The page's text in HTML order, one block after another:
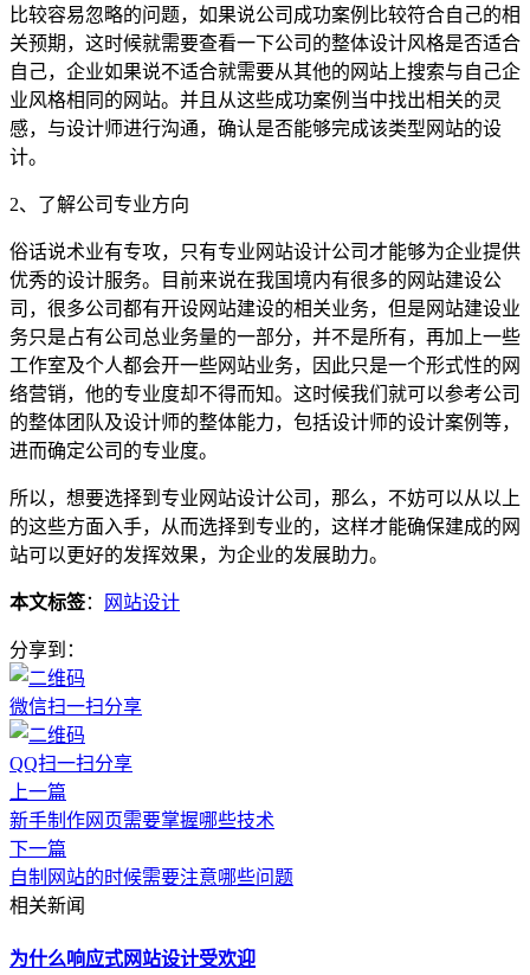
比较容易忽略的问题，如果说公司成功案例比较符合自己的相
关预期，这时候就需要查看一下公司的整体设计风格是否适合
自己，企业如果说不适合就需要从其他的网站上搜索与自己企
业风格相同的网站。并且从这些成功案例当中找出相关的灵
感，与设计师进行沟通，确认是否能够完成该类型网站的设
计。
2、了解公司专业方向
俗话说术业有专攻，只有专业网站设计公司才能够为企业提供
优秀的设计服务。目前来说在我国境内有很多的网站建设公
司，很多公司都有开设网站建设的相关业务，但是网站建设业
务只是占有公司总业务量的一部分，并不是所有，再加上一些
工作室及个人都会开一些网站业务，因此只是一个形式性的网
络营销，他的专业度却不得而知。这时候我们就可以参考公司
的整体团队及设计师的整体能力，包括设计师的设计案例等，
进而确定公司的专业度。
所以，想要选择到专业网站设计公司，那么，不妨可以从以上
的这些方面入手，从而选择到专业的，这样才能确保建成的网
站可以更好的发挥效果，为企业的发展助力。
本文标签： 网站设计
分享到：
微信扫一扫分享
QQ扫一扫分享
上一篇
新手制作网页需要掌握哪些技术
下一篇
自制网站的时候需要注意哪些问题
相关新闻
为什么响应式网站设计受欢迎